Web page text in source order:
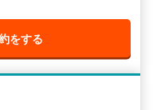
をする